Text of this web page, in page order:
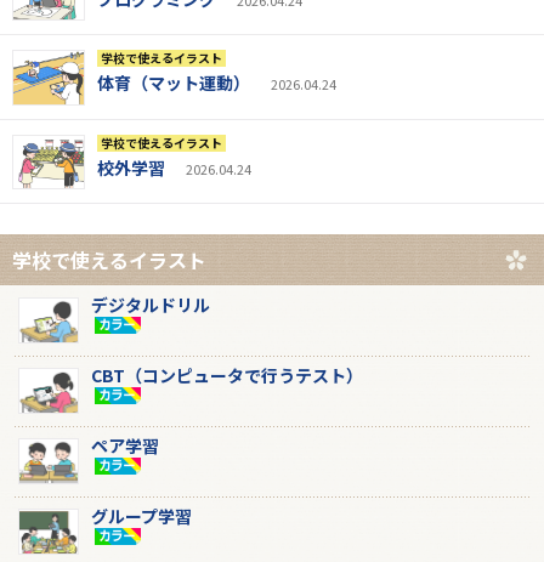
学校で使えるイラスト
体育（マット運動） 2026.04.24
学校で使えるイラスト
校外学習 2026.04.24
学校で使えるイラスト
デジタルドリル
CBT（コンピュータで行うテスト）
ペア学習
グループ学習